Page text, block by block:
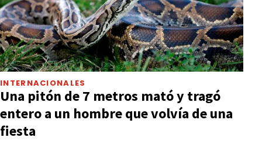
INTERNACIONALES
Una pitón de 7 metros mató y tragó
entero a un hombre que volvía de una
fiesta